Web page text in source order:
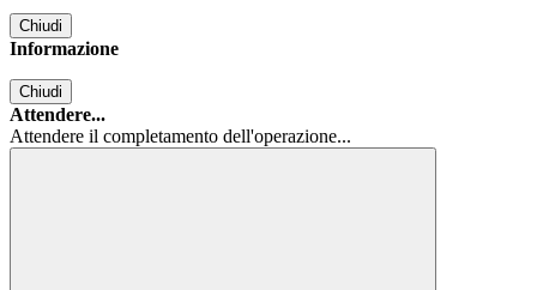
Chiudi
Informazione
Chiudi
Attendere...
Attendere il completamento dell'operazione...